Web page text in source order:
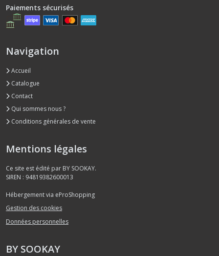
Paiements sécurisés
Navigation
Accueil
Catalogue
Contact
Qui sommes nous ?
Conditions générales de vente
Mentions légales
Ce site est édité par BY SOOKAY.
SIREN : 94819382600013
Hébergement via eProShopping
Gestion des cookies
Données personnelles
BY SOOKAY